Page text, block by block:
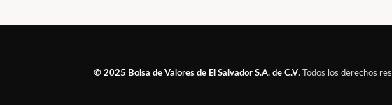
© 2025 Bolsa de Valores de El Salvador S.A. de C.V. Todos los derechos